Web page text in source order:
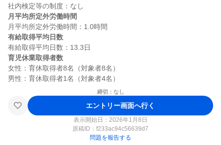
月平均所定外労働時間
有給取得平均日数
育児休業取得者数
女性：育休取得者8名（対象者8名）
締切：なし
エントリー画面へ行く
表示開始日：2026年1月8日
原稿ID： f233ac94c56639d7
問題を報告する